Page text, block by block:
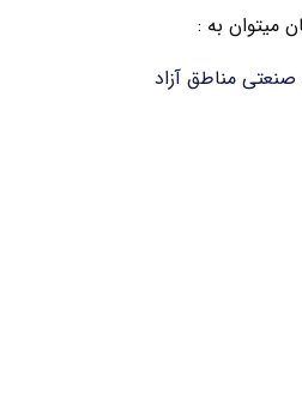
میتوان به :
مناطق آزاد